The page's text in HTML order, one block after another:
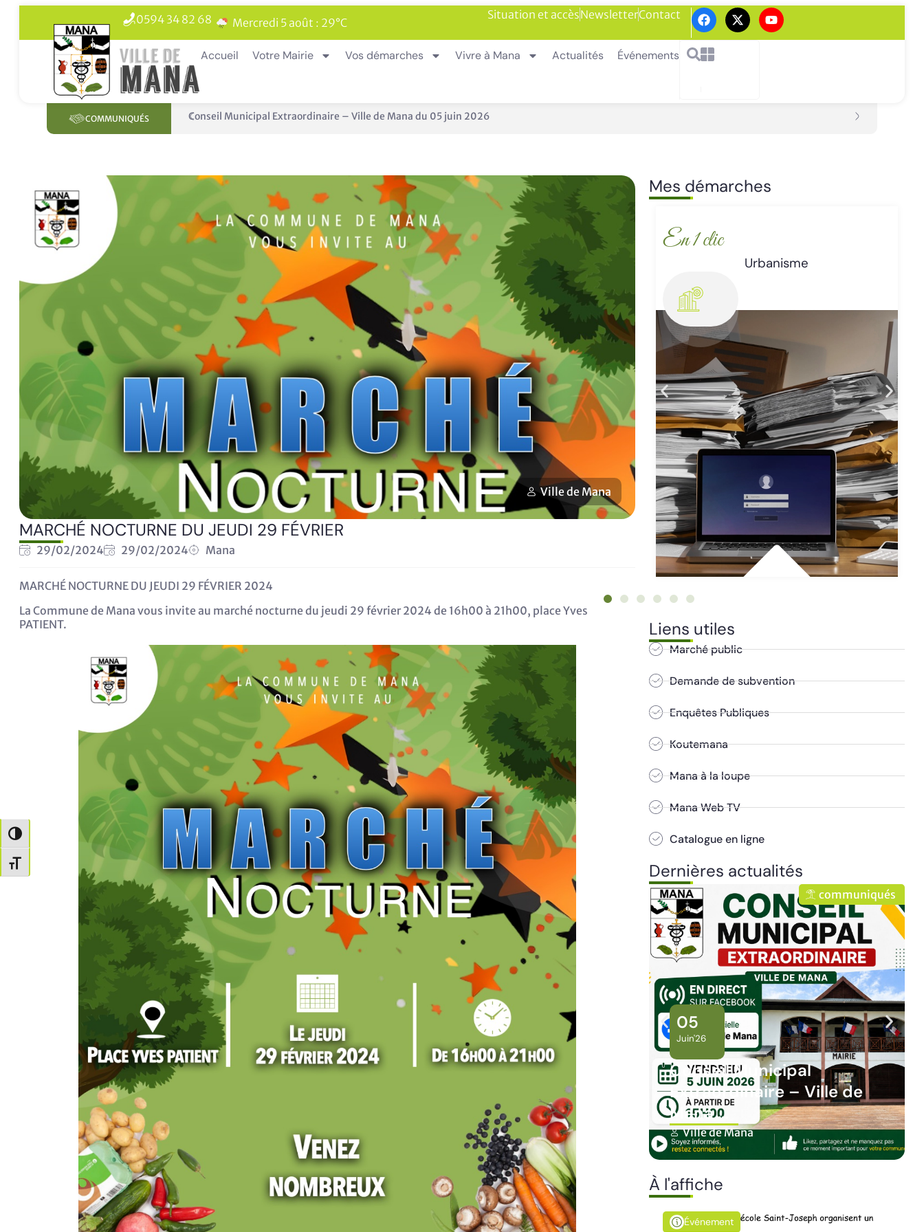
Passer en contraste élevé
Changer la taille de la police
0594 34 82 68 Mercredi 5 août : 29°C
Situation et accèsNewsletterContact
Accueil Votre Mairie Vos démarches Vivre à Mana Actualités Événements
COMMUNIQUÉS Panne des réseaux Orange sur le territoire de Mana
Ville de Mana
MARCHÉ NOCTURNE DU JEUDI 29 FÉVRIER
29/02/2024 29/02/2024 Mana
MARCHÉ NOCTURNE DU JEUDI 29 FÉVRIER 2024
La Commune de Mana vous invite au marché nocturne du jeudi 29 février 2024 de 16h00 à 21h00, place Yves
PATIENT.
Mes démarches
En 1 clic
Livret de Famille
En 1 clic
Urbanisme
En 1 clic
Enlèvement d’épaves
Liens utiles
Marché public
Demande de subvention
Enquêtes Publiques
Koutemana
Mana à la loupe
Mana Web TV
Catalogue en ligne
Dernières actualités
communiqués
20
Mai'26
Information à la
population – Chikungunya
communiqués
Conseil Municipal
Extraordinaire – Ville de
Ville de Mana
communiqués
02
Juin'26
Panne des réseaux Orange
sur le territoire de Mana
Ville de Mana
À l'affiche
Événement Événement Événement